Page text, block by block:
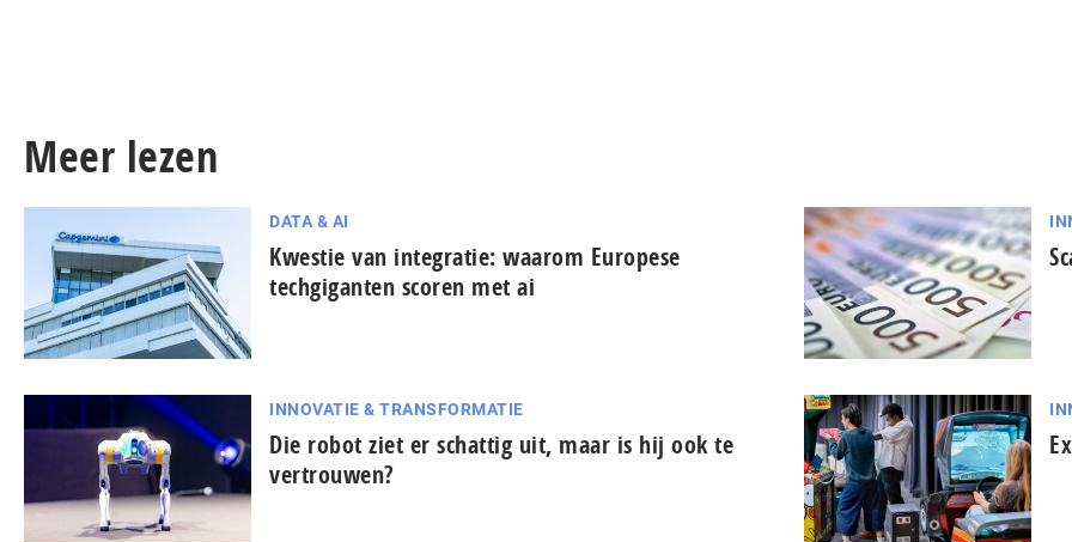
Meer lezen
DATA & AI
Kwestie van integratie: waarom Europese
techgiganten scoren met ai
INNOVATIE & TRANSFORMATIE
Die robot ziet er schattig uit, maar is hij ook te
vertrouwen?